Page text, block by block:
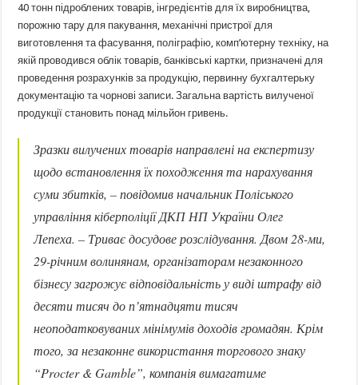
40 тонн підроблених товарів, інгредієнтів для їх виробництва,
порожню тару для пакування, механічні пристрої для
виготовлення та фасування, поліграфію, комп’ютерну техніку, на
якій проводився облік товарів, банківські картки, призначені для
проведення розрахунків за продукцію, первинну бухгалтерьку
документацію та чорнові записи. Загальна вартість вилученої
продукції становить понад мільйон гривень.
Зразки вилучених товарів направлені на експертизу
щодо встановлення їх походження та нарахування
суми збитків, – повідомив начальник Поліського
управління кіберполіції ДКП НП України Олег
Лепеха. – Триває досудове розслідування. Двом 28-ми,
29-річним волинянам, організаторам незаконного
бізнесу загрожує відповідальність у виді штрафу від
десяти тисяч до п’ятнадцяти тисяч
неоподатковуваних мінімумів доходів громадян. Крім
того, за незаконне використання торгового знаку
“Procter & Gamble”, компанія вимагатиме